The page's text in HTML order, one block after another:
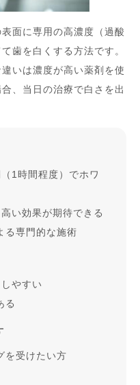
面に専用の高濃度（過酸
歯を白くする方法です。
いは濃度が高い薬剤を使
、当日の治療で白さを出
1時間程度）でホワ
い効果が期待できる
る専門的な施術
やすい
る
を受けたい方